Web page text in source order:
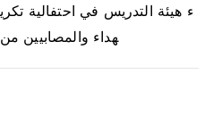
ء هيئة التدريس في احتفالية
هداء والمصابيين